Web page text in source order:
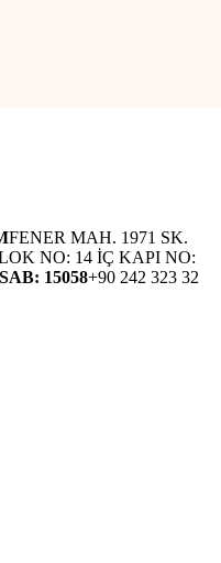
FENER MAH. 1971 SK.
NO: 14 İÇ KAPI NO:
15058+90 242 323 32